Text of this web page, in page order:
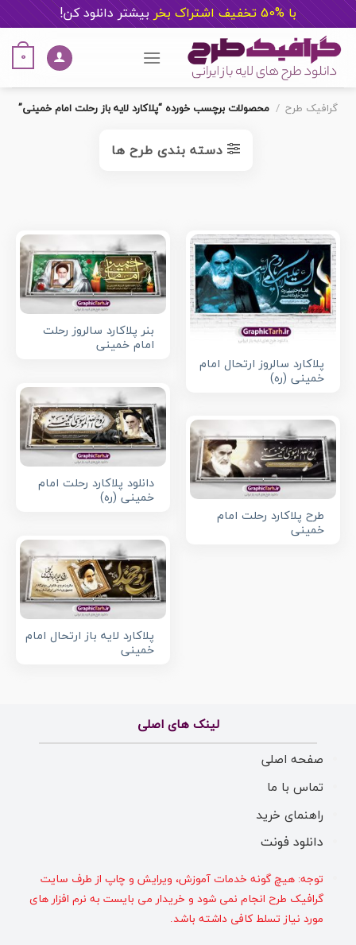
با %50 تخفیف اشتراک بخر بیشتر دانلود کن!
content
0
گرافیک طرح / محصولات برچسب خورده “پلاکارد لایه باز رحلت امام خمینی”
دسته بندی طرح ها
پلاکارد سالروز ارتحال امام
خمینی (ره)
بنر پلاکارد سالروز رحلت
امام خمینی
دانلود پلاکارد رحلت امام
خمینی (ره)
طرح پلاکارد رحلت امام
خمینی
پلاکارد لایه باز ارتحال امام
خمینی
لینک های اصلی
صفحه اصلی
تماس با ما
راهنمای خرید
دانلود فونت
توجه: هیچ گونه خدمات آموزش، ویرایش و چاپ از طرف سایت
گرافیک طرح انجام نمی شود و خریدار می بایست به نرم افزار های
مورد نیاز تسلط کافی داشته باشد.